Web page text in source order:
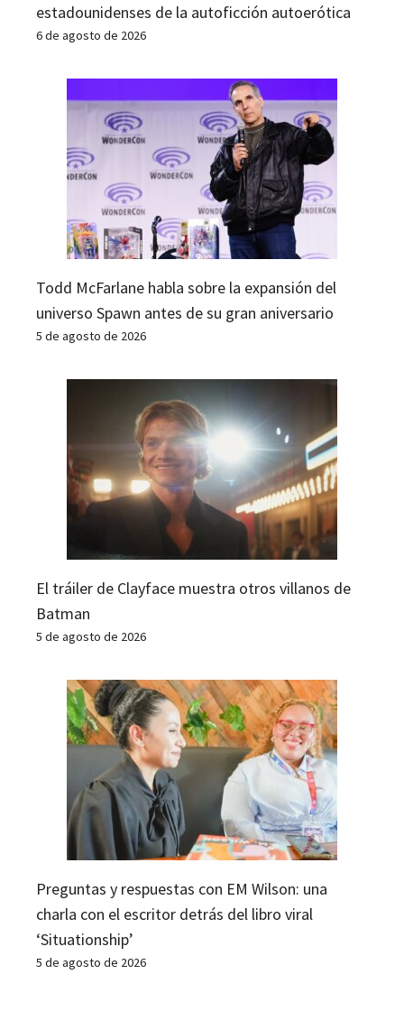
estadounidenses de la autoficción autoerótica
6 de agosto de 2026
Todd McFarlane habla sobre la expansión del
universo Spawn antes de su gran aniversario
5 de agosto de 2026
El tráiler de Clayface muestra otros villanos de
Batman
5 de agosto de 2026
Preguntas y respuestas con EM Wilson: una
charla con el escritor detrás del libro viral
‘Situationship’
5 de agosto de 2026